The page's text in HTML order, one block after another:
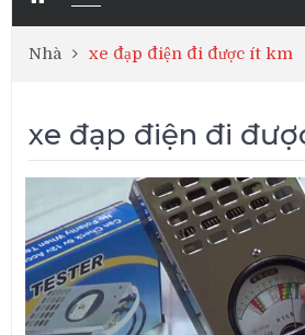
Nhà xe đạp điện đi được ít km
xe đạp điện đi